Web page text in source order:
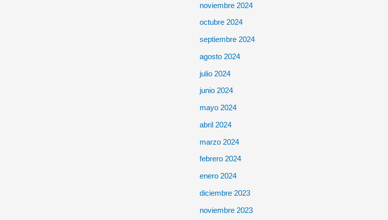
noviembre 2024
octubre 2024
septiembre 2024
agosto 2024
julio 2024
junio 2024
mayo 2024
abril 2024
marzo 2024
febrero 2024
enero 2024
diciembre 2023
noviembre 2023